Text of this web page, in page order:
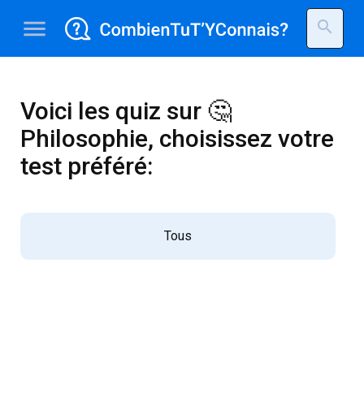
menu search
Voici les quiz sur 🤔
Philosophie, choisissez votre
test préféré:
Tous